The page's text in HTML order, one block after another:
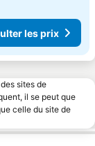
les prix
sites de
il se peut que
celle du site de